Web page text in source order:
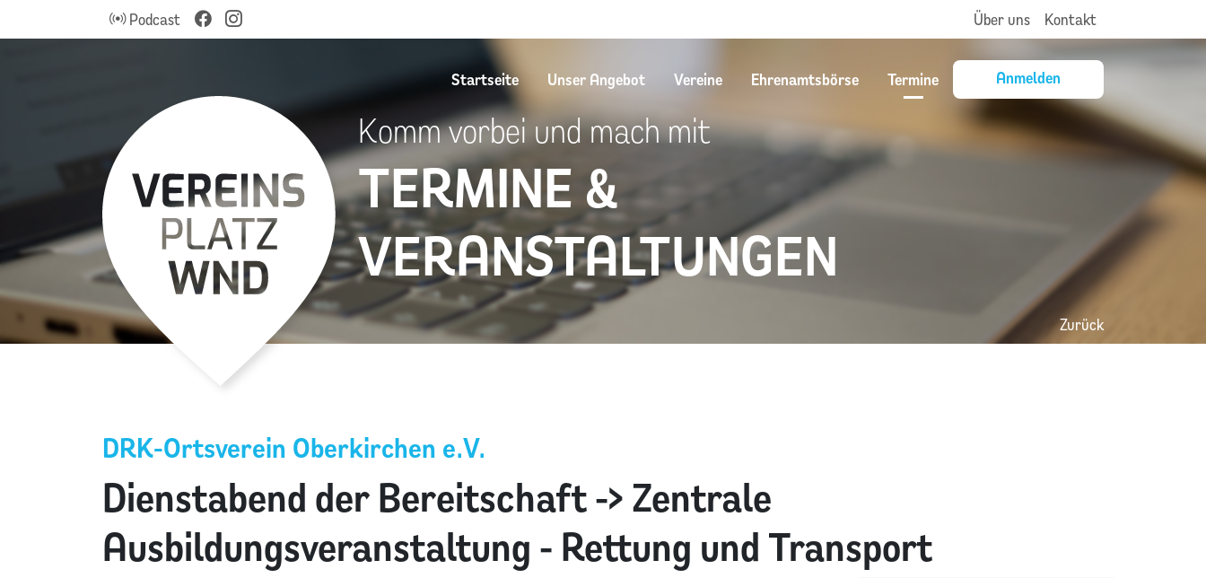
Podcast Über uns Kontakt
Startseite Unser Angebot Vereine Ehrenamtsbörse Termine Anmelden
TERMINE &
VERANSTALTUNGEN
Komm vorbei und mach mit
Zurück
Dienstabend der Bereitschaft -> Zentrale
Ausbildungsveranstaltung - Rettung und Transport
DRK-Ortsverein Oberkirchen e.V.